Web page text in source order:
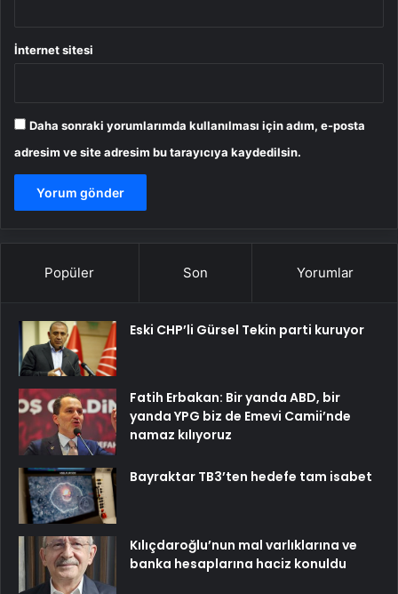
İnternet sitesi
Daha sonraki yorumlarımda kullanılması için adım, e-posta
adresim ve site adresim bu tarayıcıya kaydedilsin.
Popüler Son Yorumlar
Eski CHP’li Gürsel Tekin parti kuruyor
Fatih Erbakan: Bir yanda ABD, bir
yanda YPG biz de Emevi Camii’nde
namaz kılıyoruz
Bayraktar TB3’ten hedefe tam isabet
Kılıçdaroğlu’nun mal varlıklarına ve
banka hesaplarına haciz konuldu